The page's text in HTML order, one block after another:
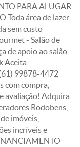
PARA ALUGAR
Toda área de lazer
sem custo
- Salão de
de apoio ao salão
Aceita
99878-4472
com compra,
avaliação! Adquira
Rodobens,
imóveis,
incríveis e